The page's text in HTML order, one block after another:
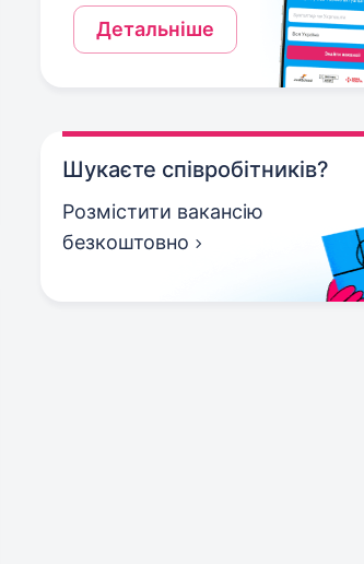
Детальніше
Шукаєте співробітників?
Розмістити вакансію
безкоштовно